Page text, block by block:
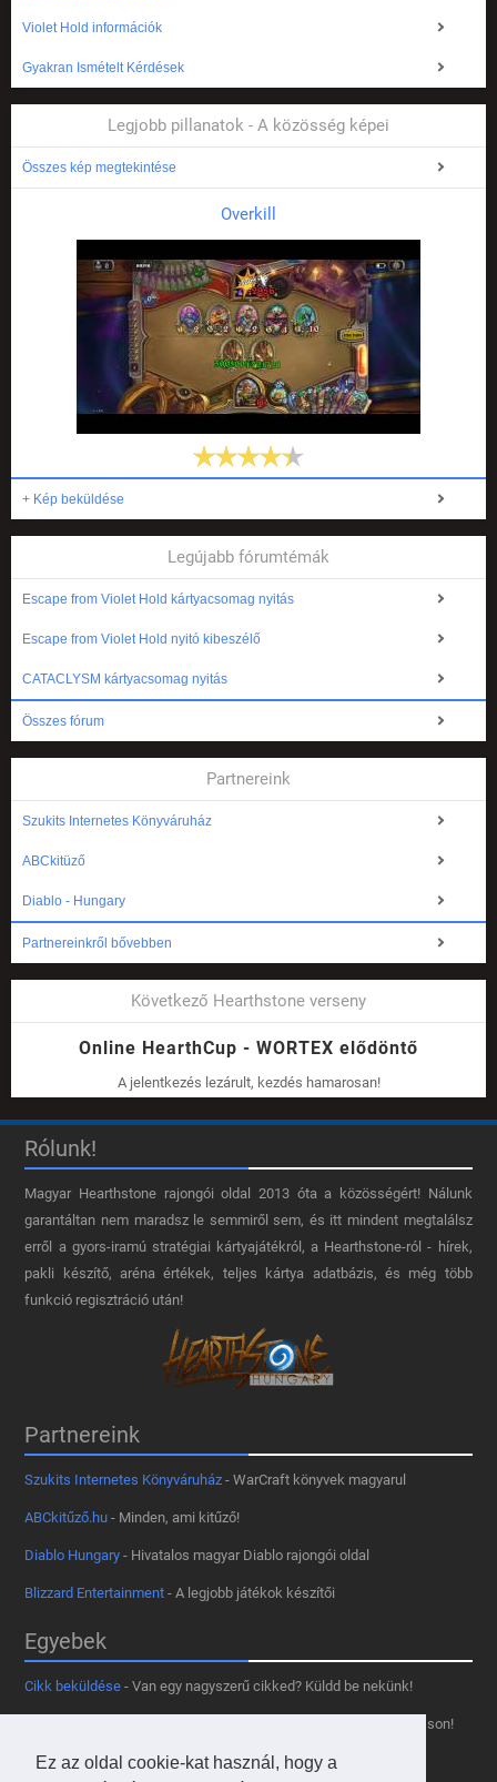
Ez az oldal cookie-kat használ, hogy a
Violet Hold információk
Gyakran Ismételt Kérdések
Legjobb pillanatok - A közösség képei
Összes kép megtekintése
Overkill
+ Kép beküldése
Legújabb fórumtémák
Escape from Violet Hold kártyacsomag nyitás
Escape from Violet Hold nyitó kibeszélő
CATACLYSM kártyacsomag nyitás
Összes fórum
Partnereink
Szukits Internetes Könyváruház
ABCkitüző
Diablo - Hungary
Partnereinkről bővebben
Következő Hearthstone verseny
Online HearthCup - WORTEX elődöntő
A jelentkezés lezárult, kezdés hamarosan!
Rólunk!
Magyar Hearthstone​ rajongói oldal 2013 óta a közösségért! Nálunk
garantáltan nem maradsz le semmiről sem, és itt mindent megtalálsz
erről a gyors-iramú stratégiai kártyajátékról, a Hearthstone-ról - hírek,
pakli készítő, aréna értékek, teljes kártya adatbázis, és még több
funkció regisztráció után!
Partnereink
Szukits Internetes Könyváruház - WarCraft könyvek magyarul
ABCkitűző.hu - Minden, ami kitűző!
Diablo Hungary - Hivatalos magyar Diablo rajongói oldal
Blizzard Entertainment - A legjobb játékok készítői
Egyebek
Cikk beküldése - Van egy nagyszerű cikked? Küldd be nekünk!
- Tetszik az oldal? Segíts, hogy fennmaradhasson!
Kapcsolat, médiaajánlat- Lépj velünk kapcsolatba!